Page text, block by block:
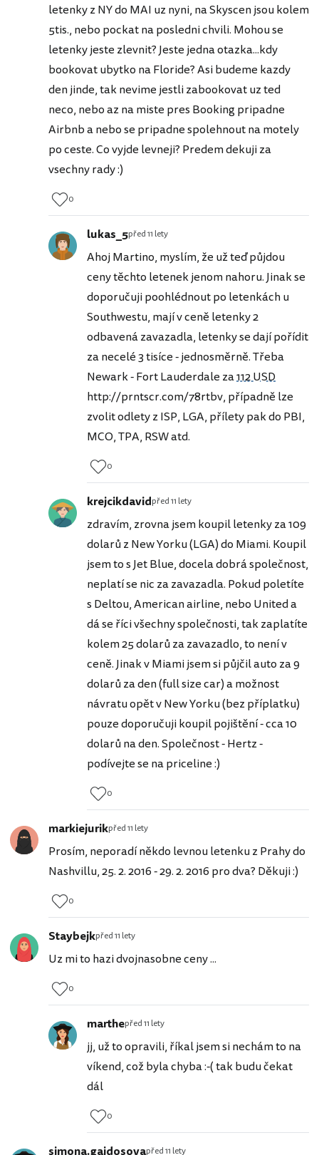
letenky z NY do MAI uz nyni, na Skyscen jsou kolem
5tis., nebo pockat na posledni chvili. Mohou se
letenky jeste zlevnit? Jeste jedna otazka...kdy
bookovat ubytko na Floride? Asi budeme kazdy
den jinde, tak nevime jestli zabookovat uz ted
neco, nebo az na miste pres Booking pripadne
Airbnb a nebo se pripadne spolehnout na motely
po ceste. Co vyjde levneji? Predem dekuji za
vsechny rady :)
0
lukas_5před 11 lety
Ahoj Martino, myslím, že už teď půjdou
ceny těchto letenek jenom nahoru. Jinak se
doporučuji poohlédnout po letenkách u
Southwestu, mají v ceně letenky 2
odbavená zavazadla, letenky se dají pořídit
za necelé 3 tisíce - jednosměrně. Třeba
Newark - Fort Lauderdale za112 USD
http://prntscr.com/78rtbv, případně lze
zvolit odlety z ISP, LGA, přílety pak do PBI,
MCO, TPA, RSW atd.
0
krejcikdavidpřed 11 lety
zdravím, zrovna jsem koupil letenky za 109
dolarů z New Yorku (LGA) do Miami. Koupil
jsem to s Jet Blue, docela dobrá společnost,
neplatí se nic za zavazadla. Pokud poletíte
s Deltou, American airline, nebo United a
dá se říci všechny společnosti, tak zaplatíte
kolem 25 dolarů za zavazadlo, to není v
ceně. Jinak v Miami jsem si půjčil auto za 9
dolarů za den (full size car) a možnost
návratu opět v New Yorku (bez příplatku)
pouze doporučuji koupil pojištění - cca 10
dolarů na den. Společnost - Hertz -
podívejte se na priceline :)
0
markiejurikpřed 11 lety
Prosím, neporadí někdo levnou letenku z Prahy do
Nashvillu, 25. 2. 2016 - 29. 2. 2016 pro dva? Děkuji :)
0
Staybejkpřed 11 lety
Uz mi to hazi dvojnasobne ceny ...
0
marthepřed 11 lety
jj, už to opravili, říkal jsem si nechám to na
víkend, což byla chyba :-( tak budu čekat
dál
0
před 11 lety